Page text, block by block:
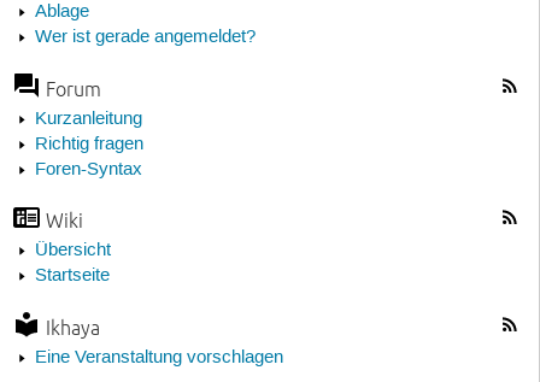
Ablage
Wer ist gerade angemeldet?
Forum
Kurzanleitung
Richtig fragen
Foren-Syntax
Wiki
Übersicht
Startseite
Ikhaya
Eine Veranstaltung vorschlagen